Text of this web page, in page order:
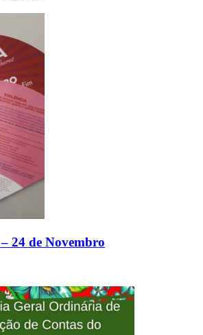
24 de Novembro